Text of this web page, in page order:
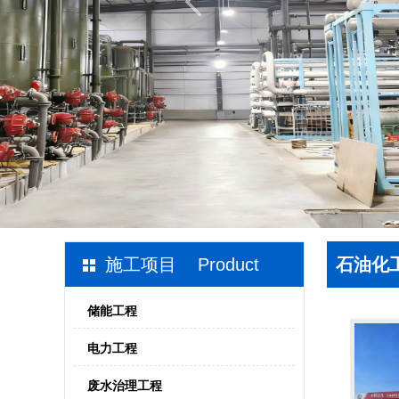
施工项目 Product
储能工程
电力工程
废水治理工程
石油化